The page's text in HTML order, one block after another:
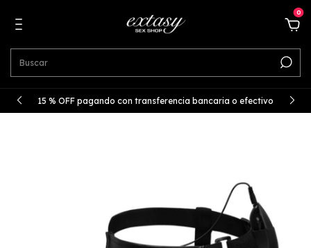
0
15 % OFF pagando con transferencia bancaria o efectivo